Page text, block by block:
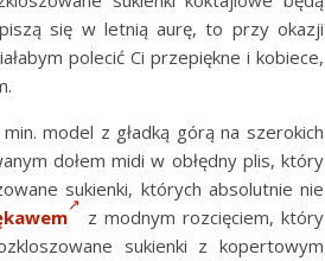
się w letnią aurę, to przy okazji
polecić Ci przepiękne i kobiece,
model z gładką górą na szerokich
dołem midi w obłędny plis, który
sukienki, których absolutnie nie
z modnym rozcięciem, który
sukienki z kopertowym